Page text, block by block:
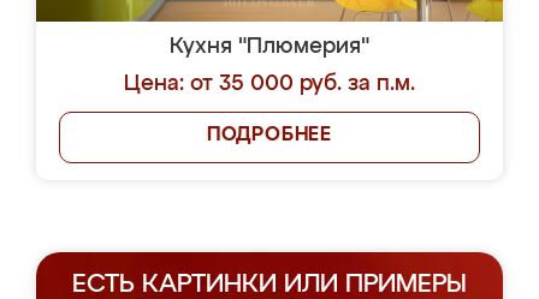
Кухня "Плюмерия"
Цена: от 35 000 руб. за п.м.
ПОДРОБНЕЕ
ЕСТЬ КАРТИНКИ ИЛИ ПРИМЕРЫ